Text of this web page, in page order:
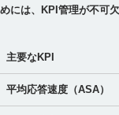
めには、KPI管理が不可欠
主要なKPI
平均応答速度（ASA）